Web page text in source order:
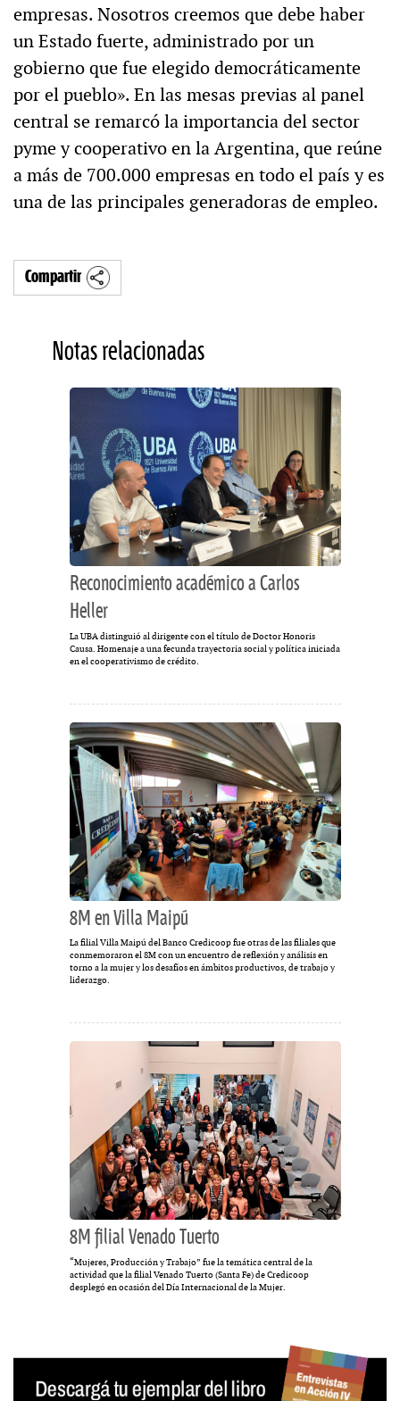
empresas. Nosotros creemos que debe haber
un Estado fuerte, administrado por un
gobierno que fue elegido democráticamente
por el pueblo». En las mesas previas al panel
central se remarcó la importancia del sector
pyme y cooperativo en la Argentina, que reúne
a más de 700.000 empresas en todo el país y es
una de las principales generadoras de empleo.
Compartir
Notas relacionadas
Reconocimiento académico a Carlos
Heller
La UBA distinguió al dirigente con el título de Doctor Honoris
Causa. Homenaje a una fecunda trayectoria social y política iniciada
en el cooperativismo de crédito.
8M en Villa Maipú
La filial Villa Maipú del Banco Credicoop fue otras de las filiales que
conmemoraron el 8M con un encuentro de reflexión y análisis en
torno a la mujer y los desafíos en ámbitos productivos, de trabajo y
liderazgo.
8M filial Venado Tuerto
“Mujeres, Producción y Trabajo” fue la temática central de la
actividad que la filial Venado Tuerto (Santa Fe) de Credicoop
desplegó en ocasión del Día Internacional de la Mujer.